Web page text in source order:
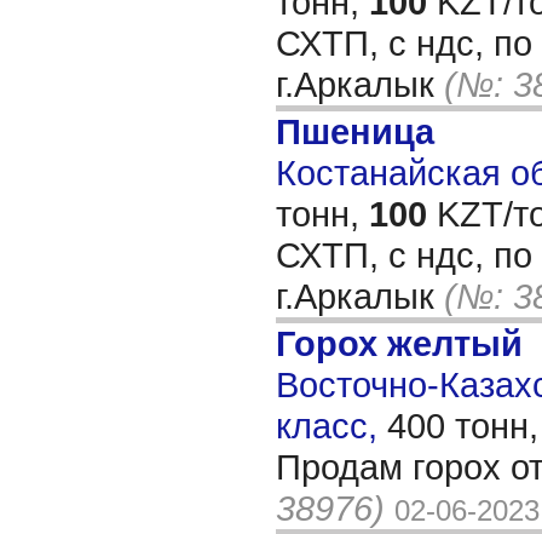
СХТП, с ндс, по
г.Аркалык (№:
Пшеница
Костанайская
тонн, 100 KZT/
СХТП, с ндс, по
г.Аркалык (№:
Горох желтый
Восточно-
класс, 400
Продам горох
38976) 02-06-2023